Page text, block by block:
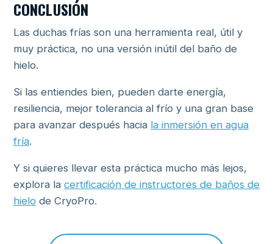
CONCLUSIÓN
Las duchas frías son una herramienta real, útil y
muy práctica, no una versión inútil del baño de
hielo.
Si las entiendes bien, pueden darte energía,
resiliencia, mejor tolerancia al frío y una gran base
para avanzar después hacia la inmersión en agua
fría.
Y si quieres llevar esta práctica mucho más lejos,
explora la certificación de instructores de baños de
hielo de CryoPro.